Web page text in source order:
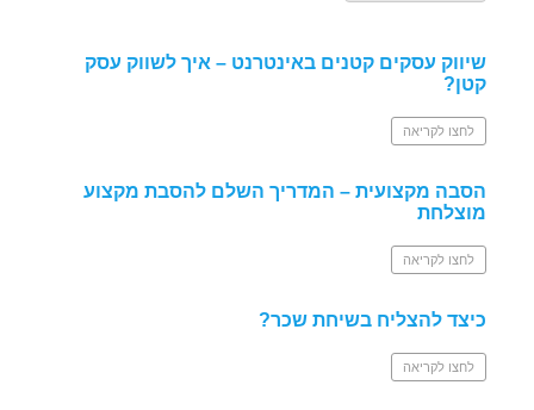
שיווק עסקים קטנים באינטרנט – איך לשווק עסק
קטן?
לחצו לקריאה
הסבה מקצועית – המדריך השלם להסבת מקצוע
מוצלחת
לחצו לקריאה
כיצד להצליח בשיחת שכר?
לחצו לקריאה